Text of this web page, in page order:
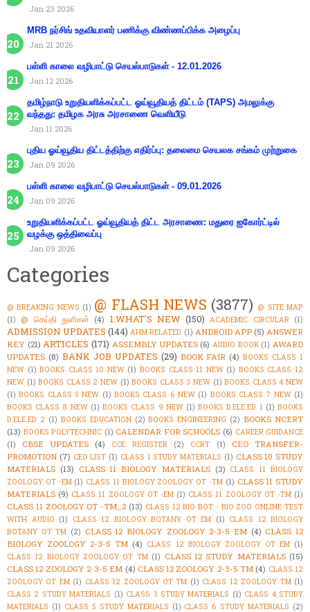
Jan 23 2026
MRB நர்சிங் உதவியாளர் பணிக்கு விண்ணப்பிக்க அழைப்பு
Jan 21 2026
பள்ளி காலை வழிபாட்டு செயல்பாடுகள் - 12.01.2026
Jan 12 2026
தமிழ்நாடு உறுதியளிக்கப்பட்ட ஓய்வூதியத் திட்டம் (TAPS) அமலுக்கு
வந்தது: தமிழக அரசு அரசாணை வெளியீடு
Jan 11 2026
புதிய ஓய்வூதிய திட்டத்திற்கு எதிர்ப்பு: தலைமை செயலக சங்கம் முற்றுகை
Jan 09 2026
பள்ளி காலை வழிபாட்டு செயல்பாடுகள் - 09.01.2026
Jan 09 2026
உறுதியளிக்கப்பட்ட ஓய்வூதியத் திட்ட அரசாணை: மதுரை ஐகோர்ட்டில்
வழக்கு ஒத்திவைப்பு
Jan 09 2026
Categories
@ BREAKING NEWS (1) @ FLASH NEWS (3877) @ SITE MAP
(1) @ செய்தி துளிகள் (4) 1.WHAT'S NEW (150) ACADEMIC CIRCULAR (1)
ADMISSION UPDATES (144) AHM RELATED (1) ANDROID APP (5) ANSWER
KEY (21) ARTICLES (171) ASSEMBLY UPDATES (6) AUDIO BOOK (1) AWARD
UPDATES (8) BANK JOB UPDATES (29) BOOK FAIR (4) BOOKS CLASS 1
NEW (1) BOOKS CLASS 10 NEW (1) BOOKS CLASS 11 NEW (1) BOOKS CLASS 12
NEW (1) BOOKS CLASS 2 NEW (1) BOOKS CLASS 3 NEW (1) BOOKS CLASS 4 NEW
(1) BOOKS CLASS 5 NEW (1) BOOKS CLASS 6 NEW (1) BOOKS CLASS 7 NEW (1)
BOOKS CLASS 8 NEW (1) BOOKS CLASS 9 NEW (1) BOOKS D.ELE.ED 1 (1) BOOKS
D.ELE.ED 2 (1) BOOKS EDUCATION (2) BOOKS ENGINEERING (2) BOOKS NCERT
(13) BOOKS POLYTECHNIC (1) CALENDAR FOR SCHOOLS (6) CAREER GUIDANCE
(1)
CBSE UPDATES (4) CCE REGISTER (2) CCRT (1)
CEO TRANSFER-
PROMOTION (7) CEO LIST (1) CLASS 1 STUDY MATERIALS (1) CLASS 10 STUDY
MATERIALS (13) CLASS 11 BIOLOGY MATERIALS (3) CLASS 11 BIOLOGY
ZOOLOGY OT -EM (1) CLASS 11 BIOLOGY ZOOLOGY OT -TM (1) CLASS 11 STUDY
MATERIALS (9) CLASS 11 ZOOLOGY OT -EM (1) CLASS 11 ZOOLOGY OT -TM (1)
CLASS 11 ZOOLOGY OT -TM_2 (13) CLASS 12 BIO BOT - BIO ZOO ONLINE TEST
WITH AUDIO (1) CLASS 12 BIOLOGY BOTANY OT EM (1) CLASS 12 BIOLOGY
BOTANY OT TM (2) CLASS 12 BIOLOGY ZOOLOGY 2-3-5 EM (4) CLASS 12
BIOLOGY ZOOLOGY 2-3-5 TM (4) CLASS 12 BIOLOGY ZOOLOGY OT EM (1)
CLASS 12 BIOLOGY ZOOLOGY OT TM (1) CLASS 12 STUDY MATERIALS (15)
CLASS 12 ZOOLOGY 2-3-5 EM (4) CLASS 12 ZOOLOGY 2-3-5 TM (4) CLASS 12
ZOOLOGY OT EM (1) CLASS 12 ZOOLOGY OT TM (1) CLASS 12 ZOOLOGY TM (1)
CLASS 2 STUDY MATERIALS (1) CLASS 3 STUDY MATERIALS (1) CLASS 4 STUDY
MATERIALS (1) CLASS 5 STUDY MATERIALS (1) CLASS 6 STUDY MATERIALS (2)